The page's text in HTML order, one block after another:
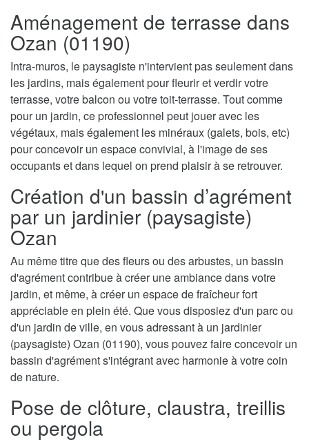
Aménagement de terrasse dans
Ozan (01190)
Intra-muros, le paysagiste n'intervient pas seulement dans
les jardins, mais également pour fleurir et verdir votre
terrasse, votre balcon ou votre toit-terrasse. Tout comme
pour un jardin, ce professionnel peut jouer avec les
végétaux, mais également les minéraux (galets, bois, etc)
pour concevoir un espace convivial, à l'image de ses
occupants et dans lequel on prend plaisir à se retrouver.
Création d'un bassin d’agrément
par un jardinier (paysagiste)
Ozan
Au même titre que des fleurs ou des arbustes, un bassin
d'agrément contribue à créer une ambiance dans votre
jardin, et même, à créer un espace de fraîcheur fort
appréciable en plein été. Que vous disposiez d'un parc ou
d'un jardin de ville, en vous adressant à un jardinier
(paysagiste) Ozan (01190), vous pouvez faire concevoir un
bassin d'agrément s'intégrant avec harmonie à votre coin
de nature.
Pose de clôture, claustra, treillis
ou pergola